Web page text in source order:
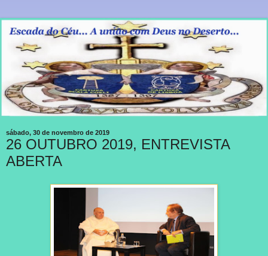
sábado, 30 de novembro de 2019
26 OUTUBRO 2019, ENTREVISTA
ABERTA